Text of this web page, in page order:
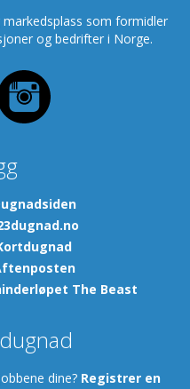
som formidler
og bedrifter i Norge.
The Beast
dine? Registrer en